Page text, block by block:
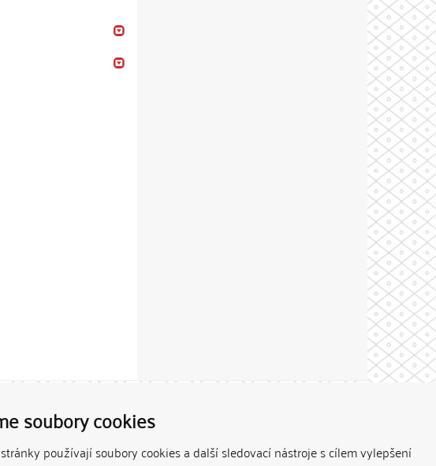
soubory cookies
používají soubory cookies a další sledovací nástroje s cílem vylepšení